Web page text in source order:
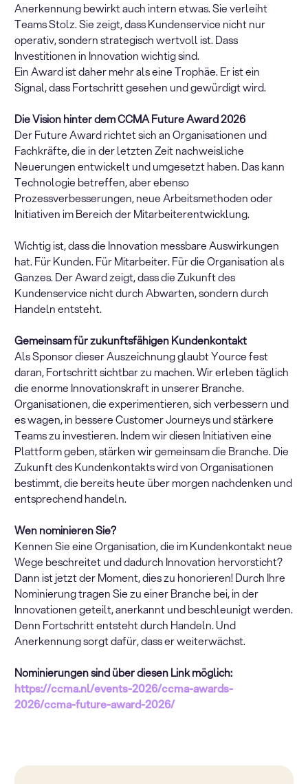
Anerkennung bewirkt auch intern etwas. Sie verleiht
Teams Stolz. Sie zeigt, dass Kundenservice nicht nur
operativ, sondern strategisch wertvoll ist. Dass
Investitionen in Innovation wichtig sind.
Ein Award ist daher mehr als eine Trophäe. Er ist ein
Signal, dass Fortschritt gesehen und gewürdigt wird.
Die Vision hinter dem CCMA Future Award 2026
Der Future Award richtet sich an Organisationen und
Fachkräfte, die in der letzten Zeit nachweisliche
Neuerungen entwickelt und umgesetzt haben. Das kann
Technologie betreffen, aber ebenso
Prozessverbesserungen, neue Arbeitsmethoden oder
Initiativen im Bereich der Mitarbeiterentwicklung.
Wichtig ist, dass die Innovation messbare Auswirkungen
hat. Für Kunden. Für Mitarbeiter. Für die Organisation als
Ganzes. Der Award zeigt, dass die Zukunft des
Kundenservice nicht durch Abwarten, sondern durch
Handeln entsteht.
Gemeinsam für zukunftsfähigen Kundenkontakt
Als Sponsor dieser Auszeichnung glaubt Yource fest
daran, Fortschritt sichtbar zu machen. Wir erleben täglich
die enorme Innovationskraft in unserer Branche.
Organisationen, die experimentieren, sich verbessern und
es wagen, in bessere Customer Journeys und stärkere
Teams zu investieren. Indem wir diesen Initiativen eine
Plattform geben, stärken wir gemeinsam die Branche. Die
Zukunft des Kundenkontakts wird von Organisationen
bestimmt, die bereits heute über morgen nachdenken und
entsprechend handeln.
Wen nominieren Sie?
Kennen Sie eine Organisation, die im Kundenkontakt neue
Wege beschreitet und dadurch Innovation hervorsticht?
Dann ist jetzt der Moment, dies zu honorieren! Durch Ihre
Nominierung tragen Sie zu einer Branche bei, in der
Innovationen geteilt, anerkannt und beschleunigt werden.
Denn Fortschritt entsteht durch Handeln. Und
Anerkennung sorgt dafür, dass er weiterwächst.
Nominierungen sind über diesen Link möglich:
https://ccma.nl/events-2026/ccma-awards-
2026/ccma-future-award-2026/